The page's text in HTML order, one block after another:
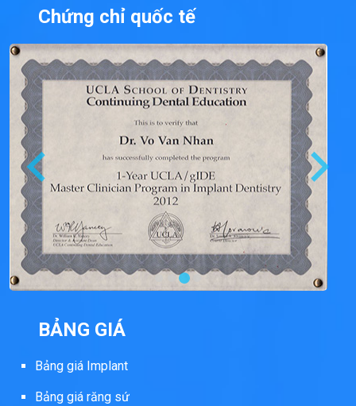
Chứng chỉ quốc tế
BẢNG GIÁ
Bảng giá Implant
Bảng giá răng sứ